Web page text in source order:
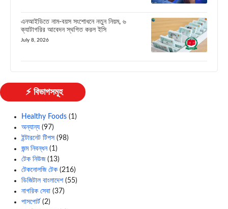
এনআইডিতে নাম-বয়স সংশোধনে নতুন নিয়ম, ৬
ক্যাটাগরির আবেদন স্থগিত করল ইসি
July 8, 2026
⚡ বিভাগসমূহ
Healthy Foods (1)
অন্যান্য (97)
ইন্টারনেট টিপস (98)
জন্ম নিবন্ধন(1)
টেক নিউজ(13)
টেকনোলজি টেক (216)
ডিজিটাল বাংলাদেশ(55)
নাগরিক সেবা (37)
পাসপোর্ট (2)